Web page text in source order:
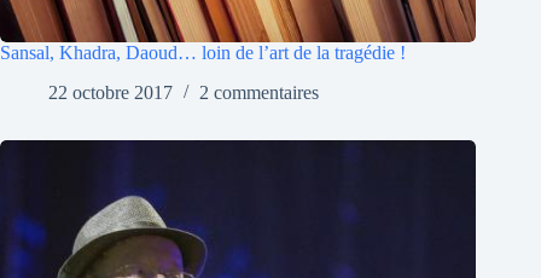
Sansal, Khadra, Daoud… loin de l’art de la tragédie !
22 octobre 2017
2 commentaires